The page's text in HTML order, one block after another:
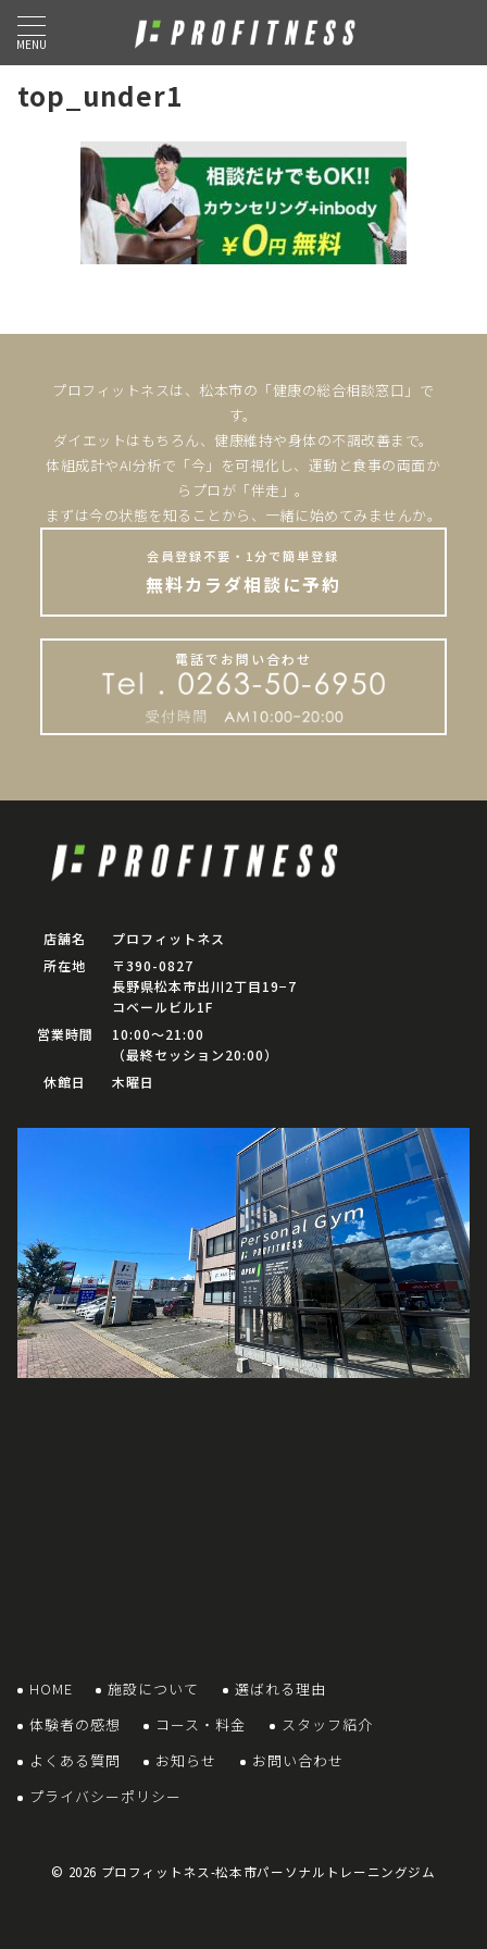
MENU
top_under1
プロフィットネスは、松本市の「健康の総合相談窓口」で
す。
ダイエットはもちろん、健康維持や身体の不調改善まで。
体組成計やAI分析で「今」を可視化し、運動と食事の両面か
らプロが「伴走」。
まずは今の状態を知ることから、一緒に始めてみませんか。
会員登録不要・1分で簡単登録
無料カラダ相談に予約
電話でお問い合わせ
店舗名
プロフィットネス
所在地
〒390-0827
長野県松本市出川2丁目19−7
コベールビル1F
営業時間
10:00〜21:00
（最終セッション20:00）
休館日
木曜日
HOME 施設について
選ばれる理由
体験者の感想
コース・料金
スタッフ紹介
よくある質問
お知らせ
お問い合わせ
プライバシーポリシー
© 2026 プロフィットネス-松本市パーソナルトレーニングジム